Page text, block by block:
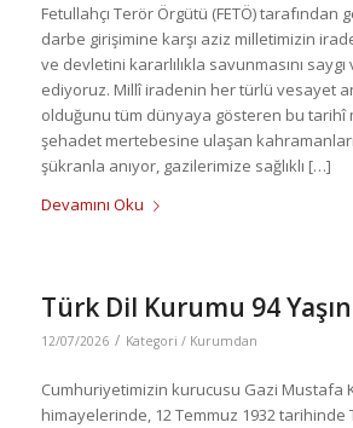
Fetullahçı Terör Örgütü (FETÖ) tarafından
darbe girişimine karşı aziz milletimizin
ve devletini kararlılıkla savunmasını
ediyoruz. Millî iradenin her türlü vesayet
olduğunu tüm dünyaya gösteren bu tarihî
şehadet mertebesine ulaşan
şükranla anıyor, gazilerimize sağlıklı […]
Devamını Oku
Türk Dil Kurumu 94
12/07/2026 / Kategori / Kurumdan
Cumhuriyetimizin kurucusu Gazi Mustafa
himayelerinde, 12 Temmuz 1932 tarihinde